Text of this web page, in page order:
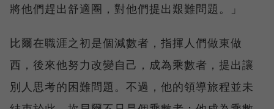
將他們趕出舒適圈，對他們提出艱難問題。」
比爾在職涯之初是個減數者，指揮人們做東做
西，後來他努力改變自己，成為乘數者，提出讓
別人思考的困難問題。不過，他的領導旅程並未